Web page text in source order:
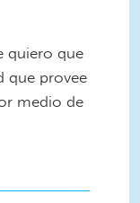
quiero que
que provee
medio de